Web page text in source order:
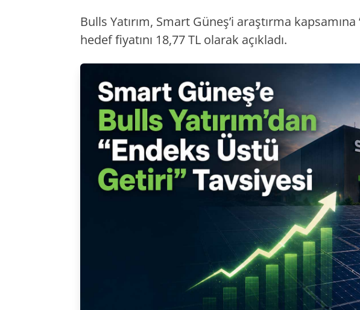
Bulls Yatırım, Smart Güneş’i araştırma
hedef fiyatını 18,77 TL olarak açıkladı.